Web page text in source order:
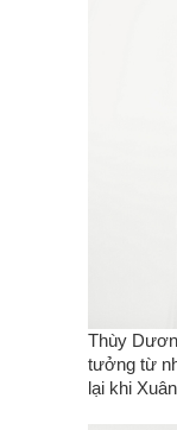
Thùy
tưởng từ
lại khi